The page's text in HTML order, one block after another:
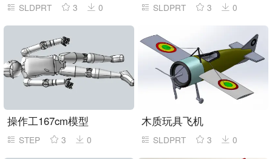
SLDPRT 3 0 SLDPRT 3 0
操作工167cm模型
STEP 3 0
木质玩具飞机
SLDPRT 3 0